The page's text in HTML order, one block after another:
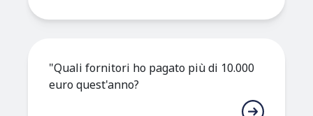
"Quali fornitori ho pagato più di 10.000
euro quest'anno?